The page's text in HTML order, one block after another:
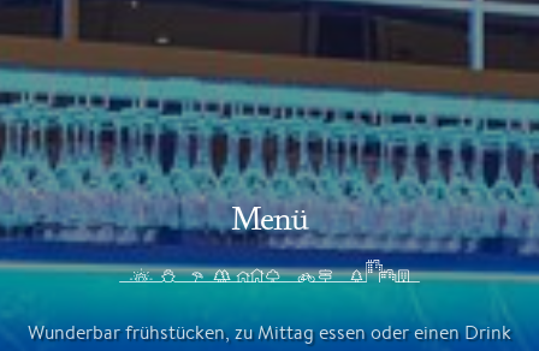
Menü
Wunderbar frühstücken, zu Mittag essen oder einen Drink